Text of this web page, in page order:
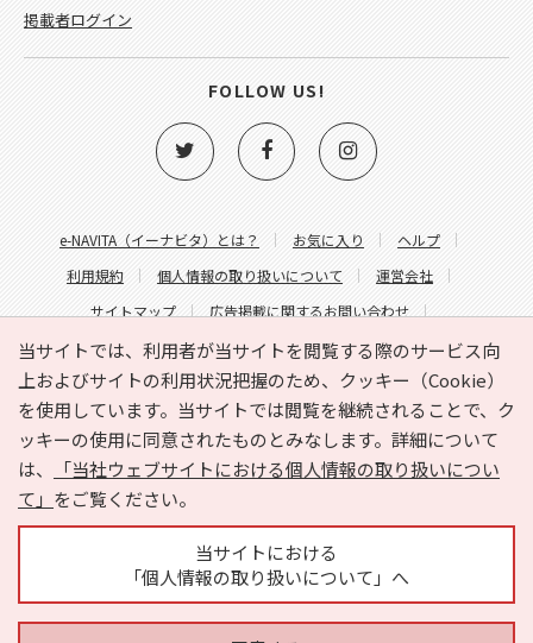
当サイトでは、利用者が当サイトを閲覧する際のサービス向
上およびサイトの利用状況把握のため、クッキー（Cookie）
を使用しています。当サイトでは閲覧を継続されることで、ク
ッキーの使用に同意されたものとみなします。詳細について
は、
「当社ウェブサイトにおける個人情報の取り扱いについ
て」 をご覧ください。
当サイトにおける
「個人情報の取り扱いについて」へ
e-NAVITA（イーナビタ）とは？ お気に入り
ヘルプ
利用規約
個人情報の取り扱いについて
運営会社
サイトマップ
広告掲載に関するお問い合わせ
サイトの内容に関するお問い合わせ
掲載者ログイン
FOLLOW US!
Copyright © HYOJITO.Co.,Ltd. All Rights Reserved.